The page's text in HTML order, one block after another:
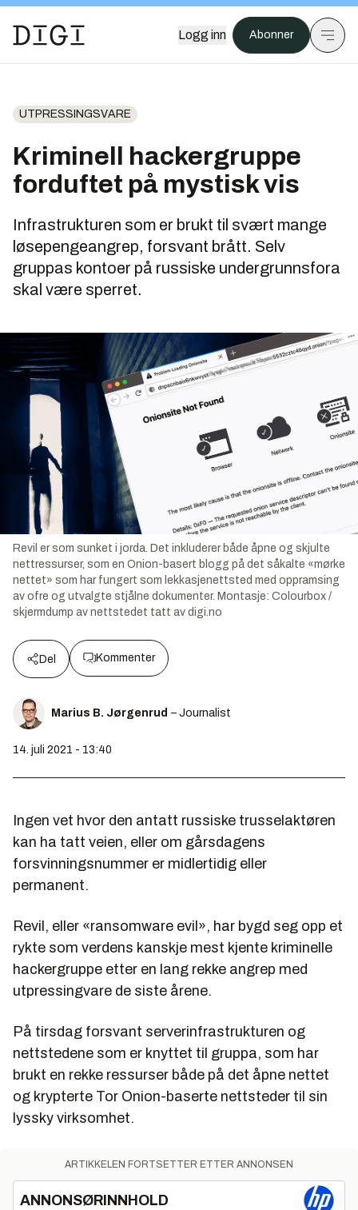
Logg inn Abonner
UTPRESSINGSVARE
Kriminell hackergruppe
forduftet på mystisk vis
Infrastrukturen som er brukt til svært mange
løsepengeangrep, forsvant brått. Selv
gruppas kontoer på russiske undergrunnsfora
skal være sperret.
Revil er som sunket i jorda. Det inkluderer både åpne og skjulte
nettressurser, som en Onion-basert blogg på det såkalte «mørke
nettet» som har fungert som lekkasjenettsted med oppramsing
av ofre og utvalgte stjålne dokumenter. Montasje: Colourbox /
skjermdump av nettstedet tatt av digi.no
Del Kommenter
Marius B. Jørgenrud – Journalist
14. juli 2021 - 13:40
Ingen vet hvor den antatt russiske trusselaktøren
kan ha tatt veien, eller om gårsdagens
forsvinningsnummer er midlertidig eller
permanent.
Revil, eller «ransomware evil», har bygd seg opp et
rykte som verdens kanskje mest kjente kriminelle
hackergruppe etter en lang rekke angrep med
utpressingvare de siste årene.
På tirsdag forsvant serverinfrastrukturen og
nettstedene som er knyttet til gruppa, som har
brukt en rekke ressurser både på det åpne nettet
og krypterte Tor Onion-baserte nettsteder til sin
lyssky virksomhet.
ARTIKKELEN FORTSETTER ETTER ANNONSEN
ANNONSØRINNHOLD